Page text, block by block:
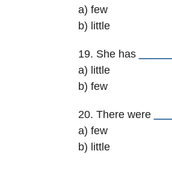
a) few
b) little
19. She has
a) little
b) few
20. There were
a) few
b) little